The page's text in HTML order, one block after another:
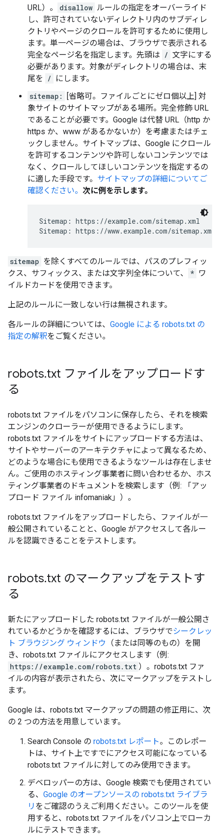
URL）。
disallow ルールの指定をオーバーライド
し、許可されていないディレクトリ内のサブディレ
クトリやページのクロールを許可するために使用し
ます。単一ページの場合は、ブラウザで表示される
完全なページ名を指定します。先頭は / 文字にする
必要があります。対象がディレクトリの場合は、末
尾を
/
にします。
sitemap:
[省略可。ファイルごとにゼロ個以上] 対
象サイトのサイトマップがある場所。完全修飾 URL
であることが必要です。Google は代替 URL（http か
https か、www があるかないか）を考慮またはチェ
ックしません。サイトマップは、Google にクロール
を許可するコンテンツや許可しないコンテンツでは
なく、クロールしてほしいコンテンツを指定するの
に適した手段です。 サイトマップの詳細についてご
確認ください。 次に例を示します。
Sitemap: https://example.com/sitemap.xml
Sitemap: https://www.example.com/sitemap.xml
sitemap を除くすべてのルールでは、パスのプレフィッ
クス、サフィックス、または文字列全体について、
* ワ
イルドカードを使用できます。
上記のルールに一致しない行は無視されます。
各ルールの詳細については、 Google による robots.txt の
指定の解釈をご覧ください。
robots.txt ファイルをアップロードす
る
robots.txt ファイルをパソコンに保存したら、それを検索
エンジンのクローラーが使用できるようにします。
robots.txt ファイルをサイトにアップロードする方法は、
サイトやサーバーのアーキテクチャによって異なるため、
どのような場合にも使用できるようなツールは存在しませ
ん。ご使用のホスティング事業者に問い合わせるか、ホス
ティング事業者のドキュメントを検索します（例: 「アッ
プロード ファイル infomaniak」）。
robots.txt ファイルをアップロードしたら、ファイルが一
般公開されていることと、Google がアクセスして各ルー
ルを認識できることをテストします。
robots.txt のマークアップをテストす
る
新たにアップロードした robots.txt ファイルが一般公開さ
れているかどうかを確認するには、ブラウザでシークレッ
ト ブラウジング ウィンドウ
（または同等のもの）を開
き、robots.txt ファイルにアクセスします（例:
https://example.com/robots.txt ）。robots.txt ファ
イルの内容が表示されたら、次にマークアップをテストし
ます。
Google は、robots.txt マークアップの問題の修正用に、次
の 2 つの方法を用意しています。
Search Console の robots.txt レポート。このレポー
トは、サイト上ですでにアクセス可能になっている
robots.txt ファイルに対してのみ使用できます。
デベロッパーの方は、Google 検索でも使用されてい
る、 Google のオープンソースの robots.txt ライブラ
リ をご確認のうえご利用ください。このツールを使
用すると、robots.txt ファイルをパソコン上でローカ
ルにテストできます。